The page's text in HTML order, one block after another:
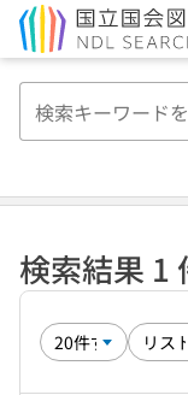
検索結果 1